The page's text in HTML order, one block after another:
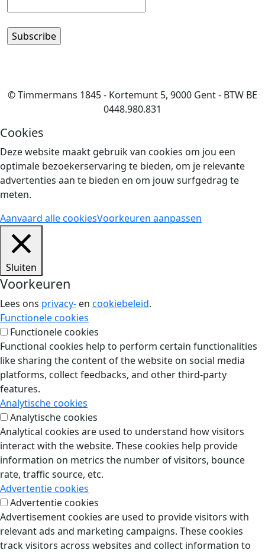
© Timmermans 1845 - Kortemunt 5, 9000 Gent - BTW BE
0448.980.831
Cookies
Deze website maakt gebruik van cookies om jou een
optimale bezoekerservaring te bieden, om je relevante
advertenties aan te bieden en om jouw surfgedrag te
meten.
Aanvaard alle cookiesVoorkeuren aanpassen
Sluiten
Voorkeuren
Lees ons privacy- en cookiebeleid.
Functionele cookies
Functionele cookies
Functional cookies help to perform certain functionalities
like sharing the content of the website on social media
platforms, collect feedbacks, and other third-party
features.
Analytische cookies
Analytische cookies
Analytical cookies are used to understand how visitors
interact with the website. These cookies help provide
information on metrics the number of visitors, bounce
rate, traffic source, etc.
Advertentie cookies
Advertentie cookies
Advertisement cookies are used to provide visitors with
relevant ads and marketing campaigns. These cookies
track visitors across websites and collect information to